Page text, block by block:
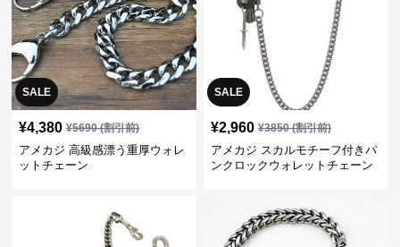
SALE
¥4,380 ¥5690(割引前)
アメカジ 高級感漂う重厚ウォレ
ットチェーン
SALE
¥2,960 ¥3850(割引前)
アメカジ スカルモチーフ付きパ
ンクロックウォレットチェーン